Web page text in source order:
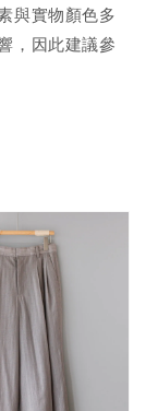
與實物顏色多
，因此建議參